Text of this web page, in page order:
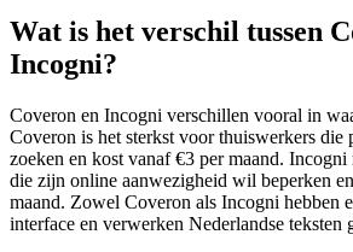
Wat is het verschil tussen
Incogni?
Coveron en Incogni verschillen vooral in
Coveron is het sterkst voor thuiswerkers die
zoeken en kost vanaf €3 per maand.
die zijn online aanwezigheid wil beperken
maand. Zowel Coveron als Incogni hebben
interface en verwerken Nederlandse teksten